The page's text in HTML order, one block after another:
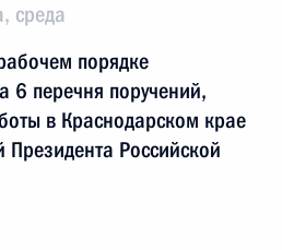
среда
порядке
6 перечня поручений,
в Краснодарском крае
Российской